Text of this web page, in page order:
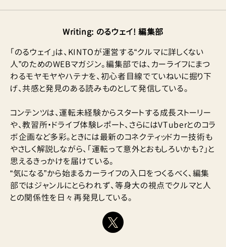
Writing: のるウェイ! 編集部
「のるウェイ」は、KINTOが運営する“クルマに詳しくない
人”のためのWEBマガジン。編集部では、カーライフにまつ
わるモヤモヤやハテナを、初心者目線でていねいに掘り下
げ、共感と発見のある読みものとして発信している。
コンテンツは、運転未経験からスタートする成長ストーリー
や、教習所・ドライブ体験レポート、さらにはVTuberとのコラ
ボ企画など多彩。ときには最新のコネクティッドカー技術も
やさしく解説しながら、「運転って意外とおもしろいかも？」と
思えるきっかけを届けている。
“気になる”から始まるカーライフの入口をつくるべく、編集
部ではジャンルにとらわれず、等身大の視点でクルマと人
との関係性を日々再発見している。